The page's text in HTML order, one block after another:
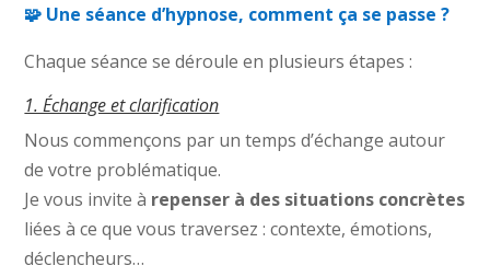
🧩 Une séance d’hypnose, comment ça se passe ?
Chaque séance se déroule en plusieurs étapes :
1. Échange et clarification
Nous commençons par un temps d’échange autour
de votre problématique.
Je vous invite à repenser à des situations concrètes
liées à ce que vous traversez : contexte, émotions,
déclencheurs…